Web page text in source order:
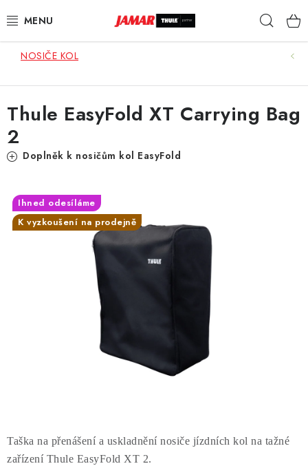
na
STŘEŠNÍ NOSIČE
STŘEŠNÍ BOXY
KOČÁRKY
DĚTSKÉ ZBOŽÍ
AUTOPOTAHY ŠITÉ NA MÍRU
OSTATNÍ NOSIČE
NOSIČE KOL
Taška na přenášení a uskladnění nosiče jízdních kol na tažné
zařízení Thule EasyFold XT 2.
Thule EasyFold XT Carrying Bag
2
Doplněk k nosičům kol EasyFold
Ihned odesíláme
K vyzkoušení na prodejně